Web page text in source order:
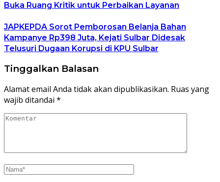
Buka Ruang Kritik untuk Perbaikan Layanan
JAPKEPDA Sorot Pemborosan Belanja Bahan
Kampanye Rp398 Juta, Kejati Sulbar Didesak
Telusuri Dugaan Korupsi di KPU Sulbar
Tinggalkan Balasan
Alamat email Anda tidak akan dipublikasikan. Ruas yang
wajib ditandai *